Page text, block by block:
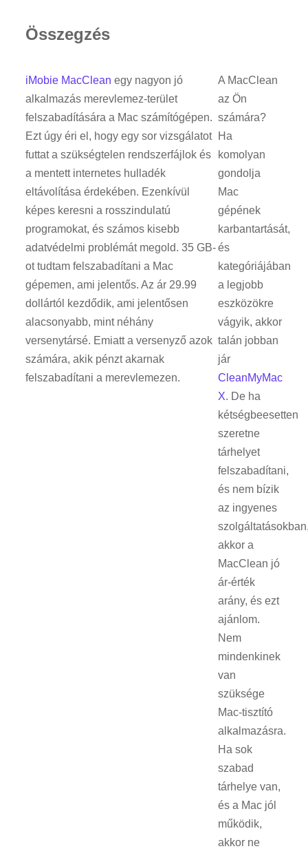
Összegzés
iMobie MacClean egy nagyon jó
alkalmazás merevlemez-terület
felszabadítására a Mac számítógépen.
Ezt úgy éri el, hogy egy sor vizsgálatot
futtat a szükségtelen rendszerfájlok és
a mentett internetes hulladék
eltávolítása érdekében. Ezenkívül
képes keresni a rosszindulatú
programokat, és számos kisebb
adatvédelmi problémát megold. 35 GB-
ot tudtam felszabadítani a Mac
gépemen, ami jelentős. Az ár 29.99
dollártól kezdődik, ami jelentősen
alacsonyabb, mint néhány
versenytársé. Emiatt a versenyző azok
számára, akik pénzt akarnak
felszabadítani a merevlemezen.
A MacClean
az Ön
számára?
Ha
komolyan
gondolja
Mac
gépének
karbantartását,
és
kategóriájában
a legjobb
eszközökre
vágyik, akkor
talán jobban
jár
CleanMyMac
X. De ha
kétségbeesetten
szeretne
tárhelyet
felszabadítani,
és nem bízik
az ingyenes
akkor a
MacClean jó
ár-érték
arány, és ezt
ajánlom.
Nem
mindenkinek
van
szüksége
Mac-tisztító
alkalmazásra.
Ha sok
szabad
tárhelye van,
és a Mac jól
működik,
akkor ne